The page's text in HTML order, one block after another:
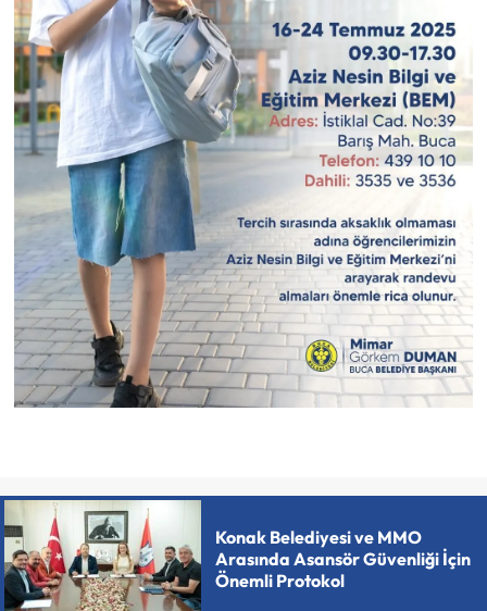
Konak Belediyesi ve MMO
Arasında Asansör Güvenliği İçin
Önemli Protokol